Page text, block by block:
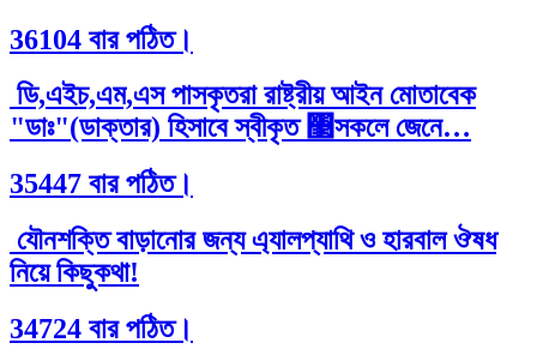
36104 বার পঠিত।
ডি,এইচ,এম,এস পাসকৃতরা রাষ্ট্রীয় আইন মোতাবেক
"ডাঃ"(ডাক্তার) হিসাবে স্বীকৃত ঳সকলে জেনে…
35447 বার পঠিত।
যৌনশক্তি বাড়ানোর জন্য এ্যালপ্যাথি ও হারবাল ঔষধ
নিয়ে কিছুকথা!
34724 বার পঠিত।